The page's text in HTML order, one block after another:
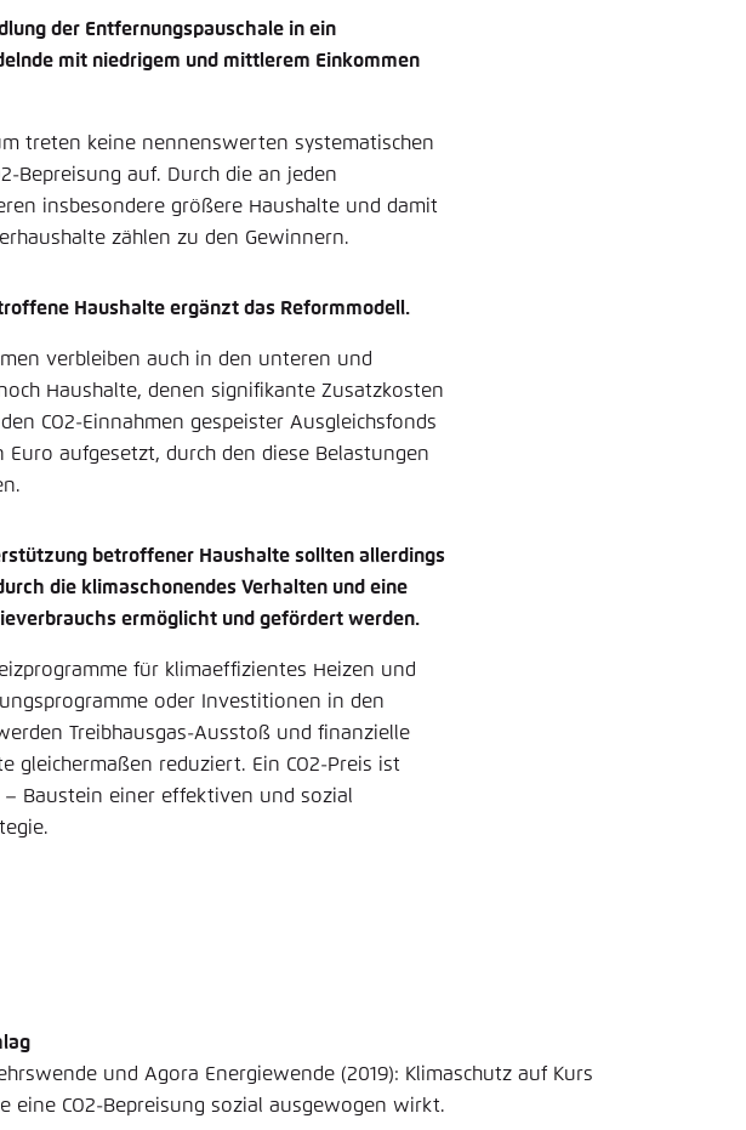
der Entfernungspauschale in ein
mit niedrigem und mittlerem Einkommen
treten keine nennenswerten systematischen
Bepreisung auf. Durch die an jeden
insbesondere größere Haushalte und damit
zählen zu den Gewinnern.
Haushalte ergänzt das Reformmodell.
verbleiben auch in den unteren und
Haushalte, denen signifikante Zusatzkosten
CO2-Einnahmen gespeister Ausgleichsfonds
aufgesetzt, durch den diese Belastungen
betroffener Haushalte sollten allerdings
die klimaschonendes Verhalten und eine
ermöglicht und gefördert werden.
für klimaeffizientes Heizen und
oder Investitionen in den
Treibhausgas-Ausstoß und finanzielle
gleichermaßen reduziert. Ein CO2-Preis ist
Baustein einer effektiven und sozial
und Agora Energiewende (2019): Klimaschutz auf Kurs
eine CO2-Bepreisung sozial ausgewogen wirkt.